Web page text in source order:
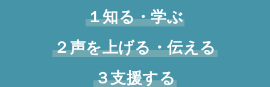
１知る・学ぶ
２声を上げる・伝える
３支援する